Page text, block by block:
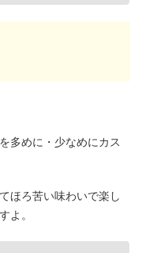
多めに・少なめにカス
ほろ苦い味わいで楽し
よ。